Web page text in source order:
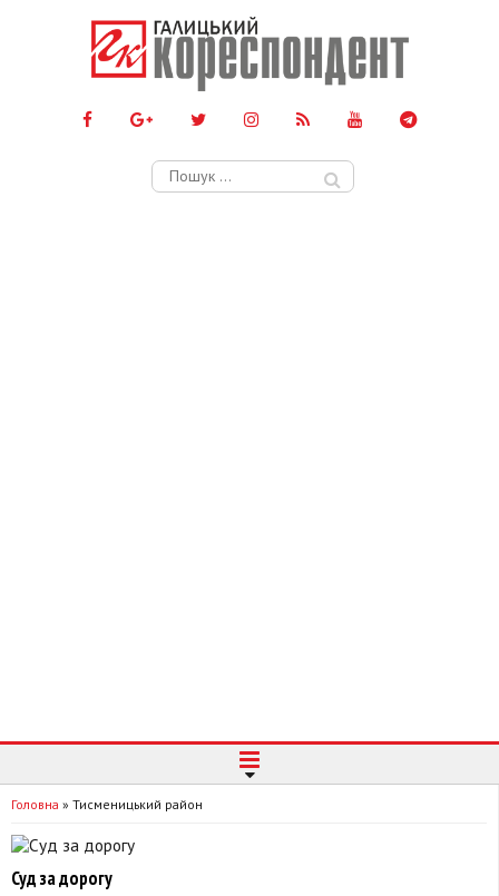
Пошук:
Головна » Тисменицький район
Суд за дорогу